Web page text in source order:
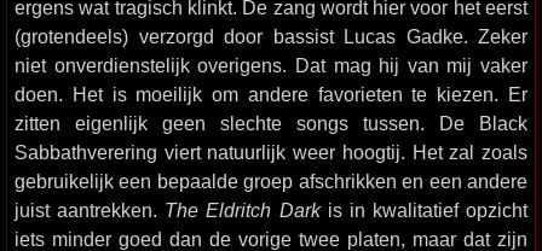
ergens wat tragisch klinkt. De zang wordt hier voor het eerst
(grotendeels) verzorgd door bassist Lucas Gadke. Zeker
niet onverdienstelijk overigens. Dat mag hij van mij vaker
doen. Het is moeilijk om andere favorieten te kiezen. Er
zitten eigenlijk geen slechte songs tussen. De Black
Sabbathverering viert natuurlijk weer hoogtij. Het zal zoals
gebruikelijk een bepaalde groep afschrikken en een andere
juist aantrekken. The Eldritch Darkis in kwalitatief opzicht
iets minder goed dan de vorige twee platen, maar dat zijn